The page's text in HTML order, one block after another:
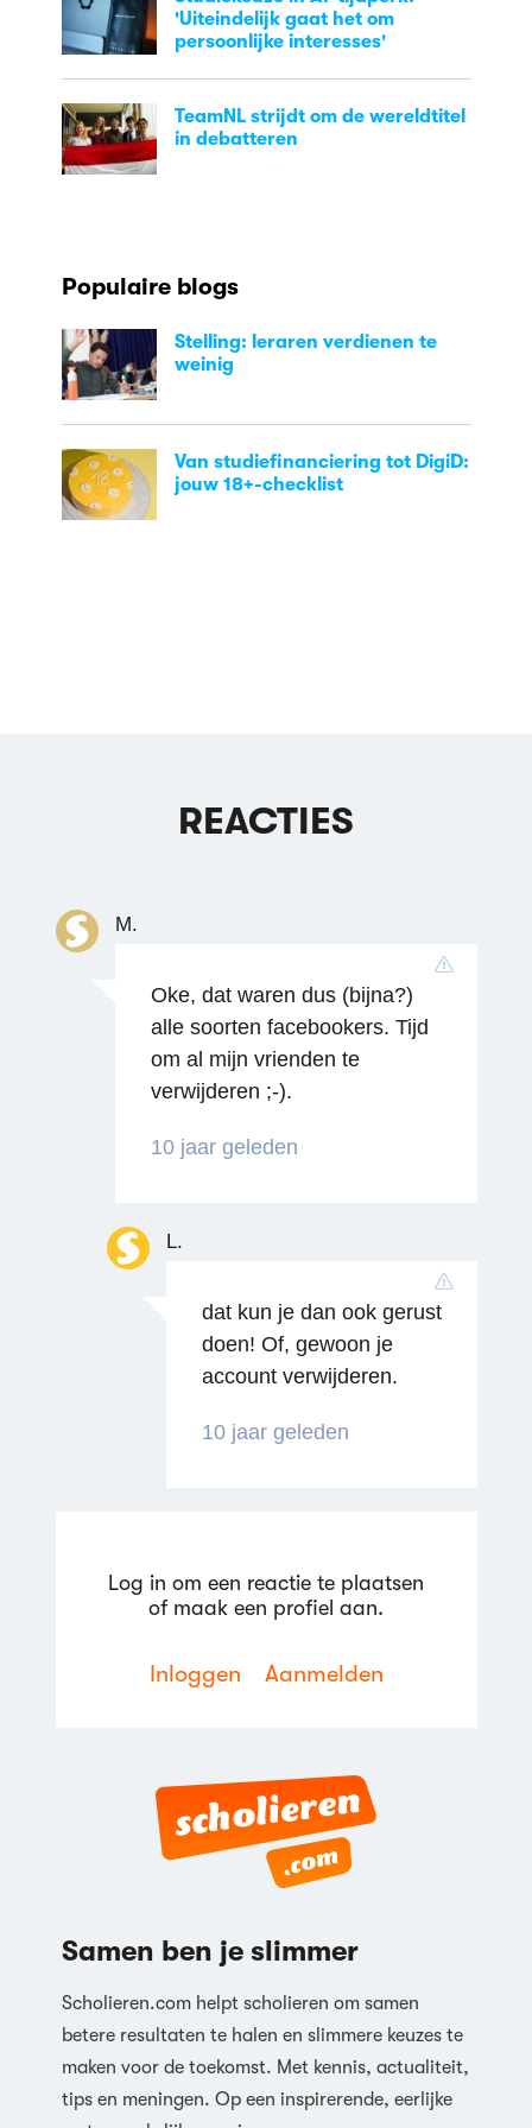
'Uiteindelijk gaat het om
persoonlijke interesses'
TeamNL strijdt om de wereldtitel
in debatteren
Populaire blogs
Stelling: leraren verdienen te
weinig
Van studiefinanciering tot DigiD:
jouw 18+-checklist
REACTIES
M.
Oke, dat waren dus (bijna?)
alle soorten facebookers. Tijd
om al mijn vrienden te
verwijderen ;-).
10 jaar geleden
L.
dat kun je dan ook gerust
doen! Of, gewoon je
account verwijderen.
10 jaar geleden
Reageren
Log in om een reactie te plaatsen
of maak een profiel aan.
Inloggen Aanmelden
Samen ben je slimmer
Scholieren.com helpt scholieren om samen
betere resultaten te halen en slimmere keuzes te
maken voor de toekomst. Met kennis, actualiteit,
tips en meningen. Op een inspirerende, eerlijke